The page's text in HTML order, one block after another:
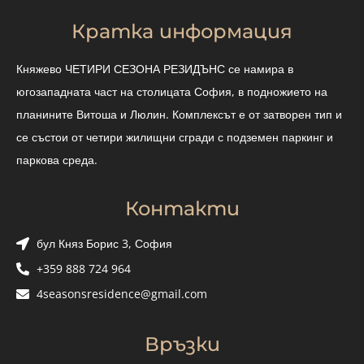
Кратка информация
Княжево ЧЕТИРИ СЕЗОНА РЕЗИДЪНС се намира в
югозападната част на столицата София, в подножието на
планините Витоша и Люлин. Комплексът е от затворен тип и
се състои от четири жилищни сгради с подземен паркинг и
паркова среда.
Контакти
бул Княз Борис 3, София
+359 888 724 964
4seasonsresidence@gmail.com
Връзки